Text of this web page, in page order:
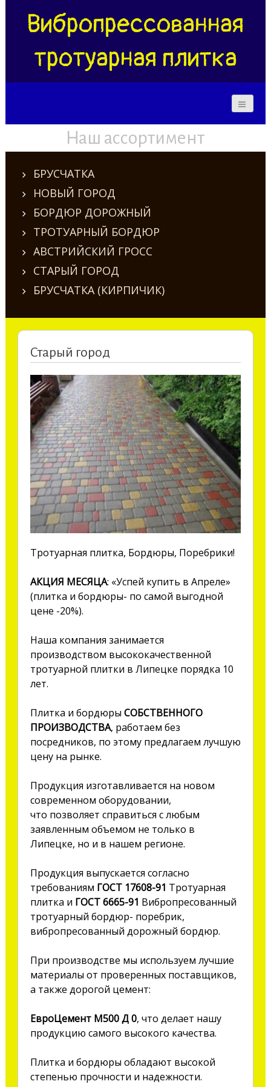
Вибропрессованная
тротуарная плитка
Наш ассортимент
БРУСЧАТКА
НОВЫЙ ГОРОД
БОРДЮР ДОРОЖНЫЙ
ТРОТУАРНЫЙ БОРДЮР
АВСТРИЙСКИЙ ГРОСС
СТАРЫЙ ГОРОД
БРУСЧАТКА (КИРПИЧИК)
Старый город
Тротуарная плитка, Бордюры, Поребрики!
АКЦИЯ МЕСЯЦА: «Успей купить в Апреле»
(плитка и бордюры- по самой выгодной
цене -20%).
Наша компания занимается
производством высококачественной
тротуарной плитки в Липецке порядка 10
лет.
Плитка и бордюры СОБСТВЕННОГО
ПРОИЗВОДСТВА, работаем без
посредников, по этому предлагаем лучшую
цену на рынке.
Продукция изготавливается на новом
современном оборудовании,
что позволяет справиться с любым
заявленным объемом не только в
Липецке, но и в нашем регионе.
Продукция выпускается согласно
требованиям ГОСТ 17608-91 Тротуарная
плитка и ГОСТ 6665-91 Вибропресованный
тротуарный бордюр- поребрик,
вибропресованный дорожный бордюр.
При производстве мы используем лучшие
материалы от проверенных поставщиков,
а также дорогой цемент:
ЕвроЦемент М500 Д 0, что делает нашу
продукцию самого высокого качества.
Плитка и бордюры обладают высокой
степенью прочности и надежности.